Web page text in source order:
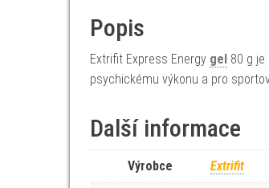
Popis
Extrifit Express Energy gel 80 g
psychickému výkonu a pro
Další informace
Výrobce Extrifit